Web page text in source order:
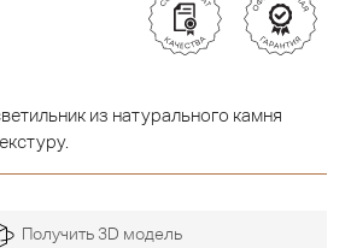
из натурального камня
Получить 3D модель